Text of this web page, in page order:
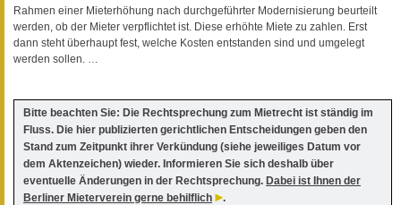
Rahmen einer Mieterhöhung nach durchgeführter Modernisierung beurteilt
werden, ob der Mieter verpflichtet ist. Diese erhöhte Miete zu zahlen. Erst
dann steht überhaupt fest, welche Kosten entstanden sind und umgelegt
werden sollen. …
Bitte beachten Sie: Die Rechtsprechung zum Mietrecht ist ständig im
Fluss. Die hier publizierten gerichtlichen Entscheidungen geben den
Stand zum Zeitpunkt ihrer Verkündung (siehe jeweiliges Datum vor
dem Aktenzeichen) wieder. Informieren Sie sich deshalb über
eventuelle Änderungen in der Rechtsprechung. Dabei ist Ihnen der
Berliner Mieterverein gerne behilflich
.